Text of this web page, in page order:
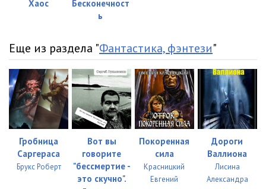
030 15:23
031 12:59
032
033 13:13
13:38
Хаос
Бесконечност
ь
Еще из раздела "Фантастика, фэнтези"
Гробница
Саргераса
Брукс Роберт
Вот вы
говорите
"бессмертие -
это скучно".
Покоренная
сила
Красницкий
Евгений
Дороги
Валлиона
Лисина
Александра